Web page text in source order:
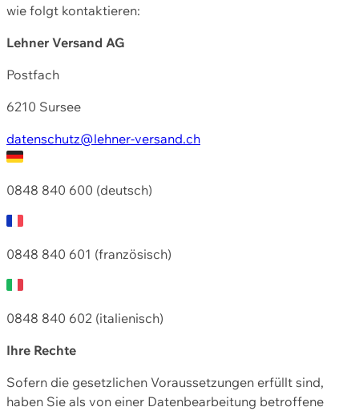
wie folgt kontaktieren:
Lehner Versand AG
Postfach
6210 Sursee
datenschutz@lehner-versand.ch
0848 840 600 (deutsch)
0848 840 601 (französisch)
0848 840 602 (italienisch)
Ihre Rechte
Sofern die gesetzlichen Voraussetzungen erfüllt sind,
haben Sie als von einer Datenbearbeitung betroffene